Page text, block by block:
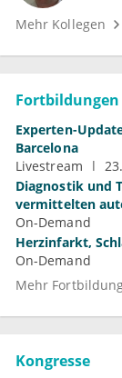
Mehr Kollegen
Fortbildungen
Experten-
Barcelona
Livestream
Diagnostik und
vermittelten
On-Demand
Herzinfarkt,
On-Demand
Mehr
Kongresse